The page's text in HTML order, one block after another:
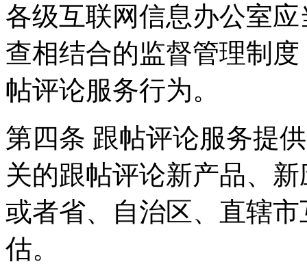
各级互联网信息办公室
查相结合的监督管理制
帖评论服务行为。
第四条 跟帖评论服务提
关的跟帖评论新产品、
或者省、自治区、直辖
估。